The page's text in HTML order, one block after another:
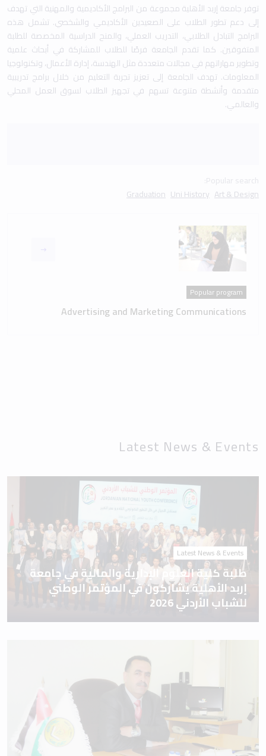
توفر جامعة إربد الأهلية مجموعة من البرامج الأكاديمية والمهنية التي تهدف
إلى دعم تطور الطلاب على الصعيدين الأكاديمي والشخصي. تشمل هذه
البرامج التبادل الطلابي، التدريب العملي، والمنح الدراسية المخصصة للطلبة
المتفوقين. كما تقدم الجامعة فرصًا للطلاب للمشاركة في أبحاث علمية
وتطوير مهاراتهم في مجالات متعددة مثل الهندسة، إدارة الأعمال، وتكنولوجيا
المعلومات. تهدف الجامعة إلى تعزيز تجربة التعليم من خلال برامج تدريبية
متقدمة وأنشطة متنوعة تسهم في تجهيز الطلاب لسوق العمل المحلي
والعالمي.
Art & Design
Uni History
Graduation
Popular program
Advertising and Marketing Communications
Latest News & Events
Latest News & Events
طلبة كلية العلوم الإدارية والمالية في جامعة
إربد الأهلية يشاركون في المؤتمر الوطني
للشباب الأردني 2026